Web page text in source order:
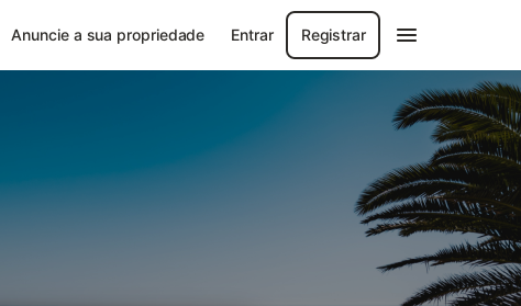
Anuncie a sua propriedade Entrar Registrar